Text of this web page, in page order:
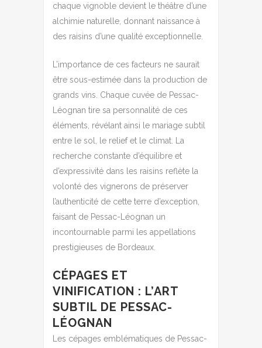
chaque vignoble devient le théâtre d’une
alchimie naturelle, donnant naissance à
des raisins d’une qualité exceptionnelle.
L’importance de ces facteurs ne saurait
être sous-estimée dans la production de
grands vins. Chaque cuvée de Pessac-
Léognan tire sa personnalité de ces
éléments, révélant ainsi le mariage subtil
entre le sol, le relief et le climat. La
recherche constante d’équilibre et
d’expressivité dans les raisins reflète la
volonté des vignerons de préserver
l’authenticité de cette terre d’exception,
faisant de Pessac-Léognan un
incontournable parmi les appellations
prestigieuses de Bordeaux.
CÉPAGES ET
VINIFICATION : L’ART
SUBTIL DE PESSAC-
LÉOGNAN
Les cépages emblématiques de Pessac-